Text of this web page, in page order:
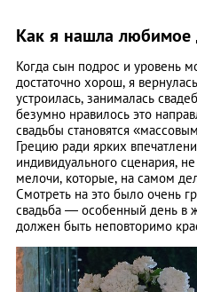
Как я нашла любимое
Когда сын подрос и уровень
достаточно хорош, я
устроилась, занималась
безумно нравилось это
свадьбы становятся
Грецию ради ярких
индивидуального сценария,
мелочи, которые, на самом
Смотреть на это было очень
свадьба ― особенный день в
должен быть неповторимо